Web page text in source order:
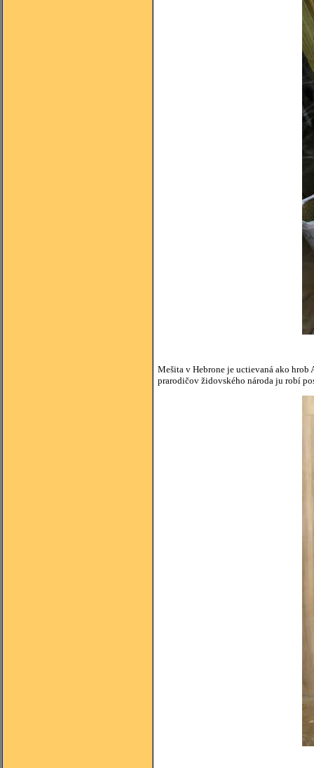
Mešita v Hebrone je uctievaná ako hrob
prarodičov židovského národa ju robí